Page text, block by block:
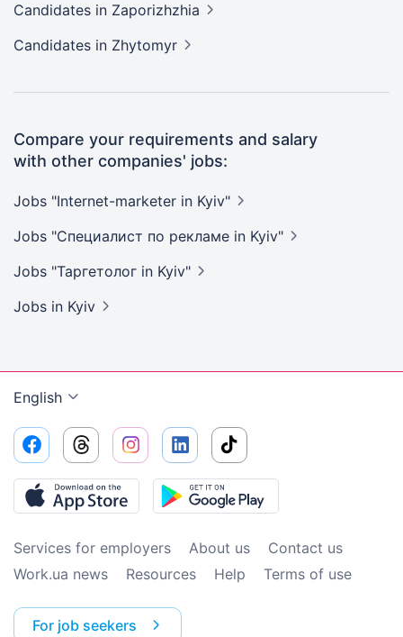
Candidates in Zaporizhzhia
Candidates in Zhytomyr
Compare your requirements and salary
with other companies' jobs:
Jobs "Internet-marketer in Kyiv"
Jobs "Специалист по рекламе in Kyiv"
Jobs "Таргетолог in Kyiv"
Jobs in Kyiv
English
Services for employers About us
Contact us
Work.ua news
Resources Help Terms of use
For job seekers